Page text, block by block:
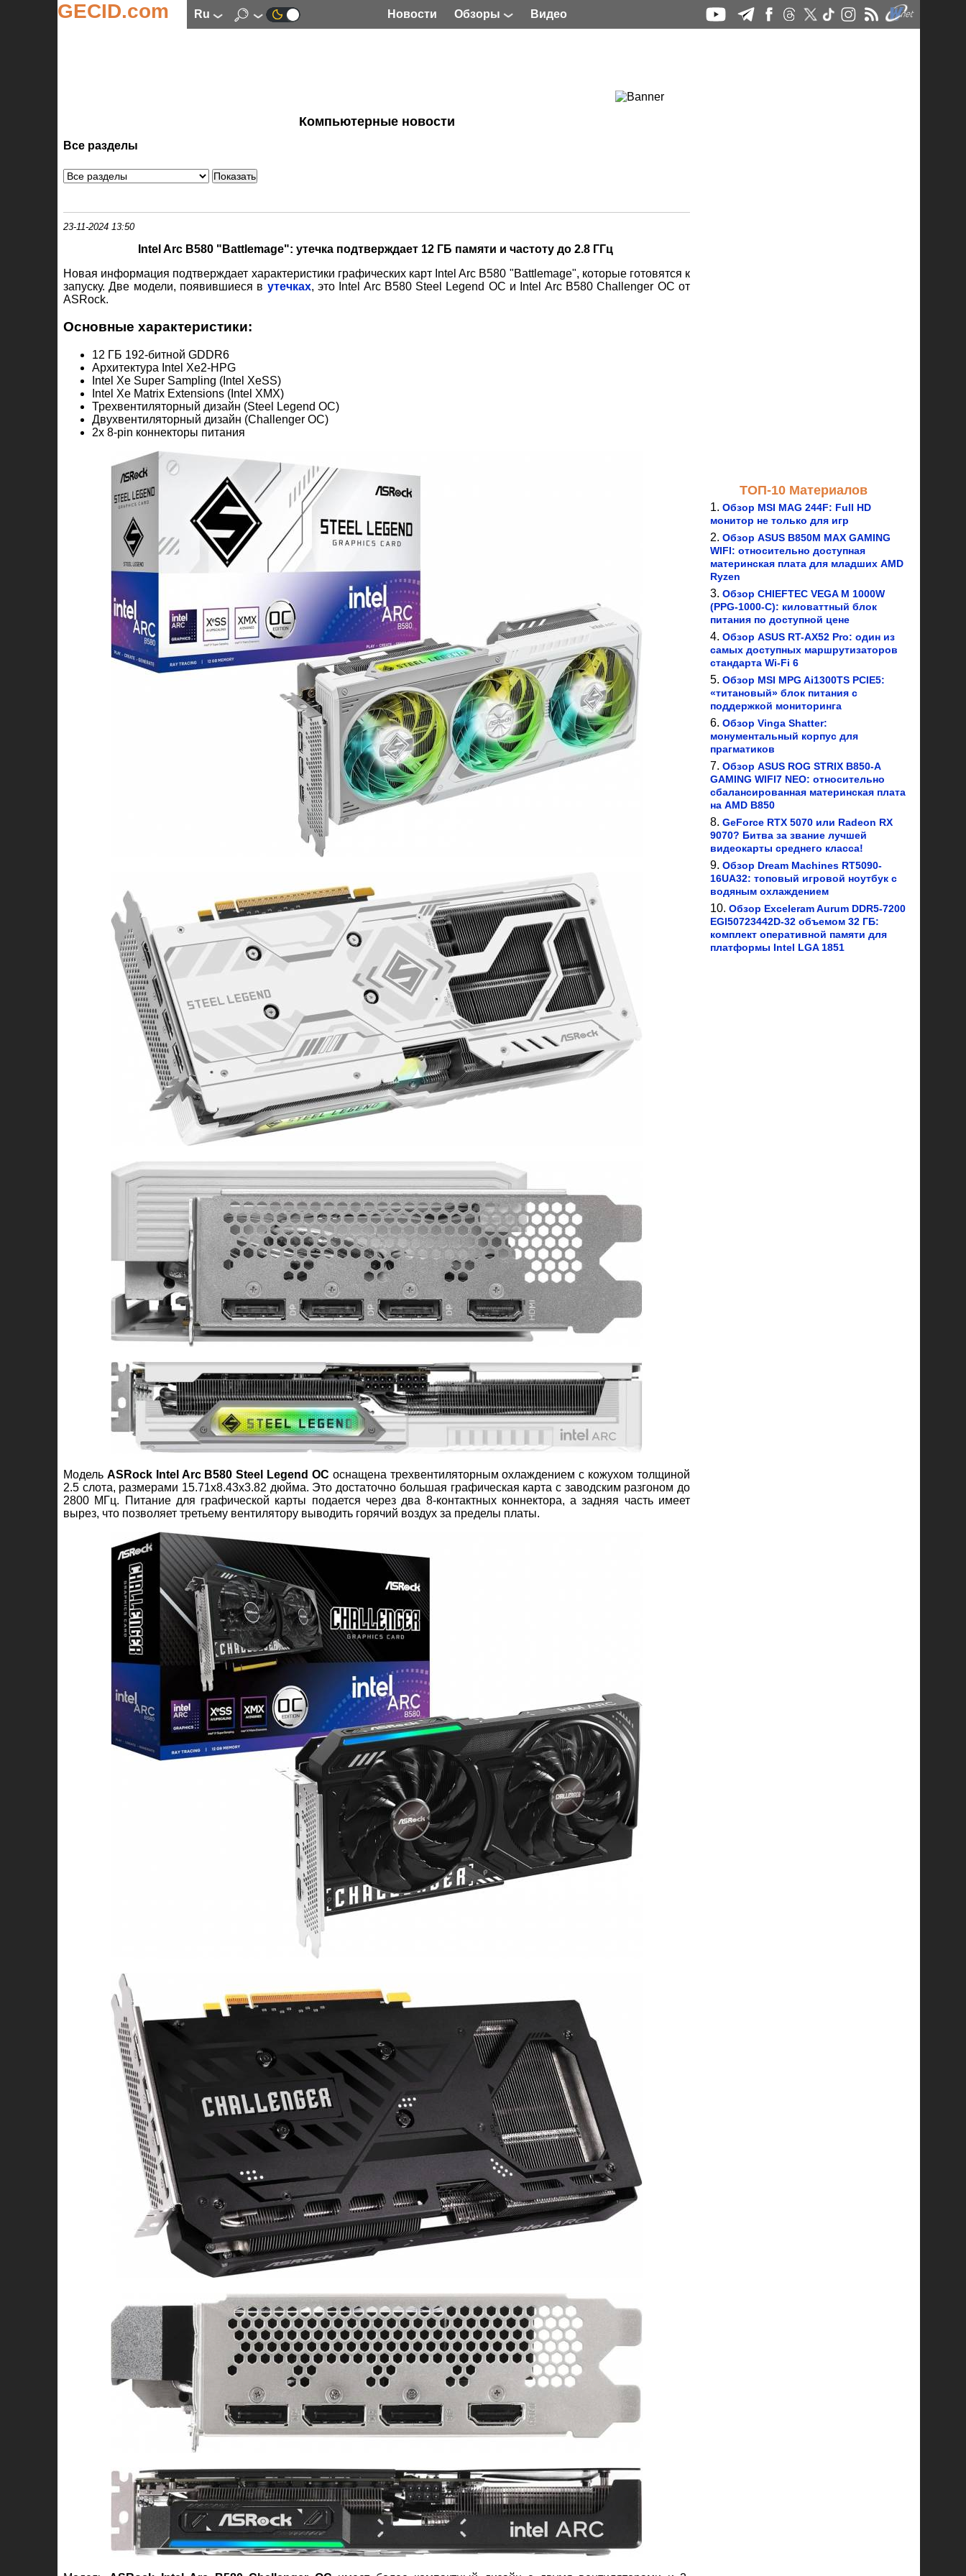
GECID.com ru Новости Обзоры Видео
Компьютерные новости
Все разделы
23-11-2024 13:50
Intel Arc B580 "Battlemage": утечка подтверждает 12 ГБ памяти и частоту до 2.8 ГГц
Новая информация подтверждает характеристики графических карт Intel Arc B580 "Battlemage", которые готовятся к
запуску. Две модели, появившиеся в утечках, это Intel Arc B580 Steel Legend OC и Intel Arc B580 Challenger OC от
ASRock.
Основные характеристики:
12 ГБ 192-битной GDDR6
Архитектура Intel Xe2-HPG
Intel Xe Super Sampling (Intel XeSS)
Intel Xe Matrix Extensions (Intel XMX)
Трехвентиляторный дизайн (Steel Legend OC)
Двухвентиляторный дизайн (Challenger OC)
2x 8-pin коннекторы питания
Модель ASRock Intel Arc B580 Steel Legend OC оснащена трехвентиляторным охлаждением с кожухом толщиной
2.5 слота, размерами 15.71x8.43x3.82 дюйма. Это достаточно большая графическая карта с заводским разгоном до
2800 МГц. Питание для графической карты подается через два 8-контактных коннектора, а задняя часть имеет
вырез, что позволяет третьему вентилятору выводить горячий воздух за пределы платы.
ТОП-10 Материалов
Обзор MSI MAG 244F: Full HD
монитор не только для игр
Обзор ASUS B850M MAX GAMING
WIFI: относительно доступная
материнская плата для младших AMD
Ryzen
Обзор CHIEFTEC VEGA M 1000W
(PPG-1000-C): киловаттный блок
питания по доступной цене
Обзор ASUS RT-AX52 Pro: один из
самых доступных маршрутизаторов
стандарта Wi-Fi 6
Обзор MSI MPG Ai1300TS PCIE5:
«титановый» блок питания с
поддержкой мониторинга
Обзор Vinga Shatter:
монументальный корпус для
прагматиков
Обзор ASUS ROG STRIX B850-A
GAMING WIFI7 NEO: относительно
сбалансированная материнская плата
на AMD B850
GeForce RTX 5070 или Radeon RX
9070? Битва за звание лучшей
видеокарты среднего класса!
Обзор Dream Machines RT5090-
16UA32: топовый игровой ноутбук с
водяным охлаждением
Обзор Exceleram Aurum DDR5-7200
EGI50723442D-32 объемом 32 ГБ:
комплект оперативной памяти для
платформы Intel LGA 1851